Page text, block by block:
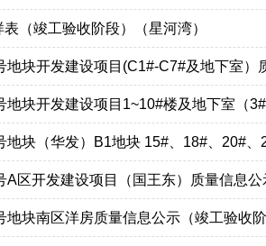
（竣工验收阶段）（星河湾）
地块开发建设项目(C1#-C7#及地下室）
地块开发建设项目1~10#楼及地下室（
地块（华发）B1地块 15#、18#、20#
A区开发建设项目（国王东）质量信息
地块南区洋房质量信息公示（竣工验收